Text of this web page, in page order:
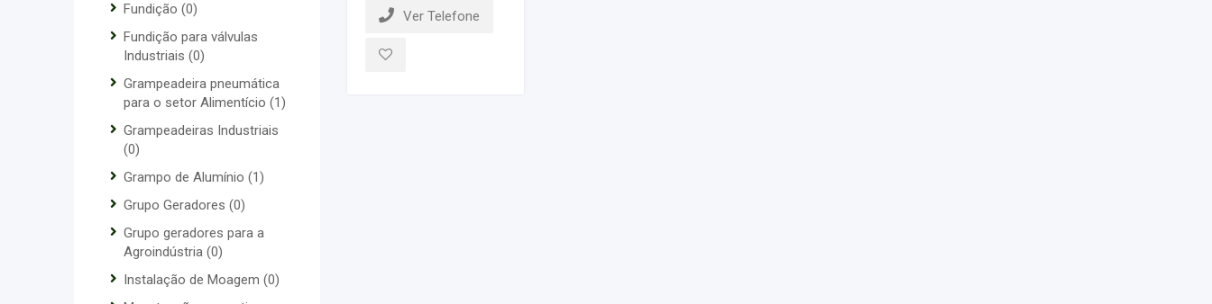
Fundição (0)
Fundição para válvulas
Industriais (0)
Grampeadeira pneumática
para o setor Alimentício (1)
Grampeadeiras Industriais
(0)
Grampo de Alumínio (1)
Grupo Geradores (0)
Grupo geradores para a
Agroindústria (0)
Instalação de Moagem (0)
Ver Telefone